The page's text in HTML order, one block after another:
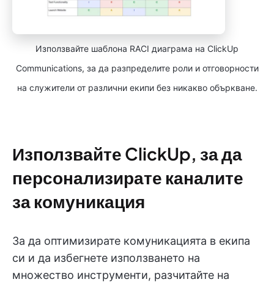
Използвайте шаблона RACI диаграма на ClickUp
Communications, за да разпределите роли и отговорности
на служители от различни екипи без никакво объркване.
Използвайте ClickUp, за да
персонализирате каналите
за комуникация
За да оптимизирате комуникацията в екипа
си и да избегнете използването на
множество инструменти, разчитайте на